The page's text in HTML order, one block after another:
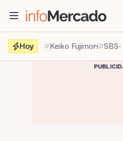
contenido
Hoy
Keiko Fujimori